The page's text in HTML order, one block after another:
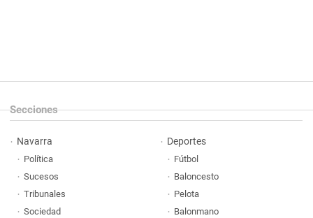
Secciones
Navarra
Política
Sucesos
Tribunales
Sociedad
Deportes
Fútbol
Baloncesto
Pelota
Balonmano